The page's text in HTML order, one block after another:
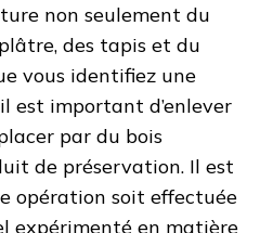
non seulement du
des tapis et du
vous identifiez une
est important d’enlever
par du bois
de préservation. Il est
opération soit effectuée
expérimenté en matière